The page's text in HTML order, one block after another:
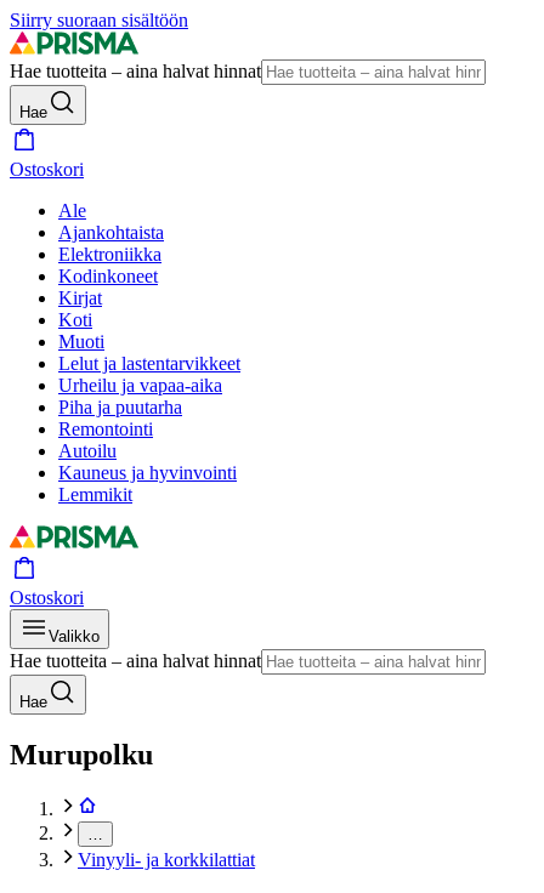
Siirry suoraan sisältöön
Hae tuotteita – aina halvat hinnat
Hae
Ostoskori
Ale
Ajankohtaista
Elektroniikka
Kodinkoneet
Kirjat
Koti
Muoti
Lelut ja lastentarvikkeet
Urheilu ja vapaa-aika
Piha ja puutarha
Remontointi
Autoilu
Kauneus ja hyvinvointi
Lemmikit
Ostoskori
Valikko
Hae tuotteita – aina halvat hinnat
Hae
Murupolku
Vinyyli- ja korkkilattiat